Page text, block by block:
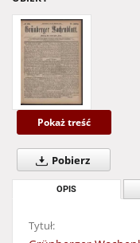
Pokaż treść
Pobierz
OPIS
Tytuł: